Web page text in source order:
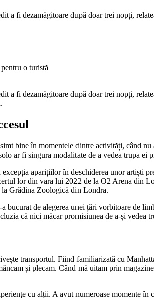
a fi dezamăgitoare după doar trei nopți,
a fi dezamăgitoare după doar trei nopți,
bine în momentele dintre activități, când
ar fi singura modalitate de a vedea trupa
aparițiilor în deschiderea unor artiști
lor din vara lui 2022 de la O2 Arena din
Grădina Zoologică din Londra.
de alegerea unei țări vorbitoare de
că nici măcar promisiunea de a-și vedea
transportul. Fiind familiarizată cu
și plecam. Când mă uitam prin
cu alții. A avut numeroase momente